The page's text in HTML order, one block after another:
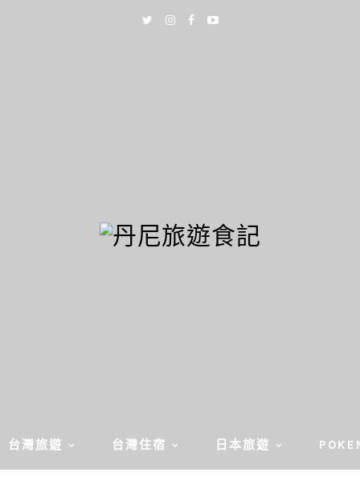
台灣旅遊 台灣住宿 日本旅遊